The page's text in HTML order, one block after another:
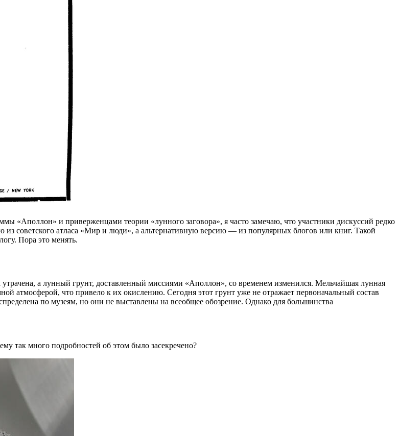
«Аполлон» и приверженцами теории «лунного заговора», я часто замечаю, что участники дискуссий редко
советского атласа «Мир и люди», а альтернативную версию — из популярных блогов или книг. Такой
Пора это менять.
а лунный грунт, доставленный миссиями «Аполлон», со временем изменился. Мельчайшая лунная
атмосферой, что привело к их окислению. Сегодня этот грунт уже не отражает первоначальный состав
по музеям, но они не выставлены на всеобщее обозрение. Однако для большинства
так много подробностей об этом было засекречено?